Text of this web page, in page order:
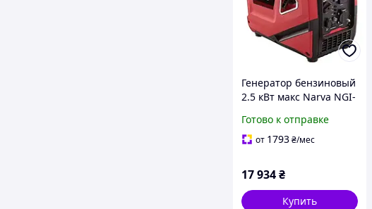
Генератор бензиновый
2.5 кВт макс Narva NGI-
Готово к отправке
от 1793₴/мес
17 934₴
Купить